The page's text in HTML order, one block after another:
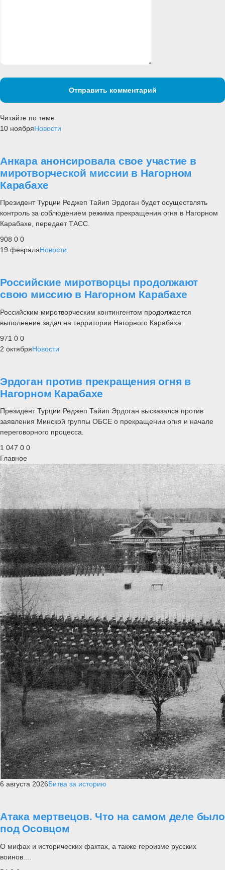
Отправить комментарий
Читайте по теме
10 ноябряНовости
Анкара анонсировала свое участие в
миротворческой миссии в Нагорном
Карабахе
Президент Турции Реджеп Тайип Эрдоган будет осуществлять
контроль за соблюдением режима прекращения огня в Нагорном
Карабахе, передает ТАСС.
908 0 0
19 февраляНовости
Российские миротворцы продолжают
свою миссию в Нагорном Карабахе
Российским миротворческим контингентом продолжается
выполнение задач на территории Нагорного Карабаха.
971 0 0
2 октябряНовости
Эрдоган против прекращения огня в
Нагорном Карабахе
Президент Турции Реджеп Тайип Эрдоган высказался против
заявления Минской группы ОБСЕ о прекращении огня и начале
переговорного процесса.
1 047 0 0
Главное
6 августа 2026Битва за историю
Атака мертвецов. Что на самом деле было
под Осовцом
О мифах и исторических фактах, а также героизме русских
воинов....